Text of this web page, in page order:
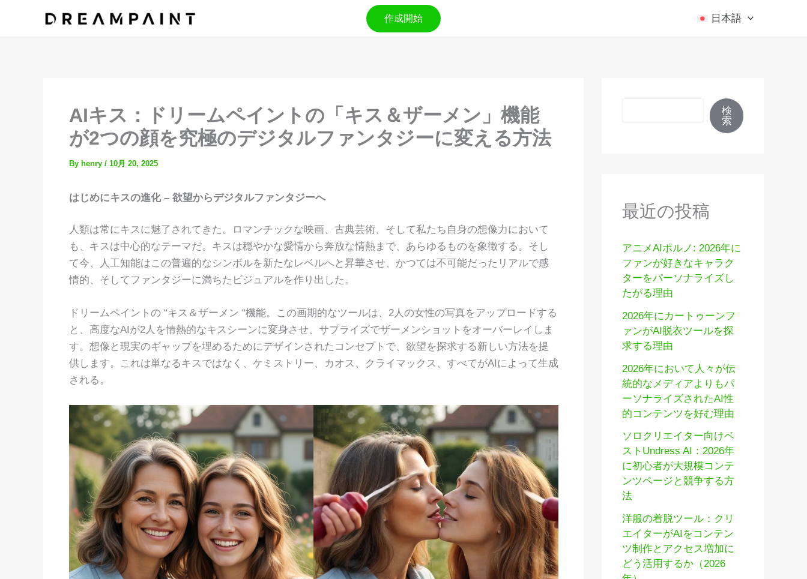
作成開始 日本語
AIキス：ドリームペイントの「キス＆ザーメン」機能
が2つの顔を究極のデジタルファンタジーに変える方法
By henry / 10月 20, 2025
はじめにキスの進化 – 欲望からデジタルファンタジーへ
人類は常にキスに魅了されてきた。ロマンチックな映画、古典芸術、そして私たち自身の想像力において
も、キスは中心的なテーマだ。キスは穏やかな愛情から奔放な情熱まで、あらゆるものを象徴する。そし
て今、人工知能はこの普遍的なシンボルを新たなレベルへと昇華させ、かつては不可能だったリアルで感
情的、そしてファンタジーに満ちたビジュアルを作り出した。
ドリームペイントの “キス＆ザーメン “機能。この画期的なツールは、2人の女性の写真をアップロードする
と、高度なAIが2人を情熱的なキスシーンに変身させ、サプライズでザーメンショットをオーバーレイしま
す。想像と現実のギャップを埋めるためにデザインされたコンセプトで、欲望を探求する新しい方法を提
供します。これは単なるキスではなく、ケミストリー、カオス、クライマックス、すべてがAIによって生成
される。
検
索
最近の投稿
アニメAIポルノ: 2026年に
ファンが好きなキャラク
ターをパーソナライズし
たがる理由
2026年にカートゥーンフ
ァンがAI脱衣ツールを探
求する理由
2026年において人々が伝
統的なメディアよりもパ
ーソナライズされたAI性
的コンテンツを好む理由
ソロクリエイター向けベ
ストUndress AI：2026年
に初心者が大規模コンテ
ンツページと競争する方
法
洋服の着脱ツール：クリ
エイターがAIをコンテン
ツ制作とアクセス増加に
どう活用するか（2026